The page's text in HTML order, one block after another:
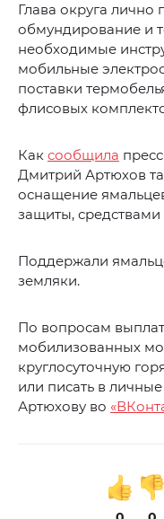
Глава округа
обмундирование и
необходимые
мобильные
поставки
флисовых
Как сообщила
Дмитрий Артюхов
оснащение
защиты,
Поддержали
земляки.
По вопросам
мобилизованных
круглосуточную
или писать в
Артюхову во